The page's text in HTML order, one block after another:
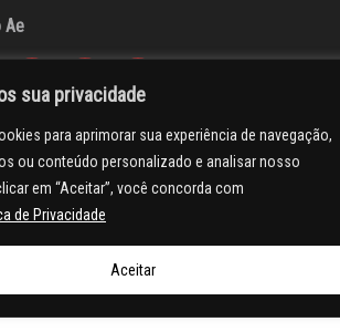
sua privacidade
para aprimorar sua experiência de navegação,
ou conteúdo personalizado e analisar nosso
em “Aceitar”, você concorda com
de Privacidade
Aceitar
Ae
Editores